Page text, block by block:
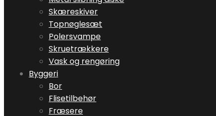
Skæreskiver
Topnøglesæt
Polersvampe
Skruetrækkere
Vask og rengøring
Byggeri
Bor
Flisetilbehør
Fræsere